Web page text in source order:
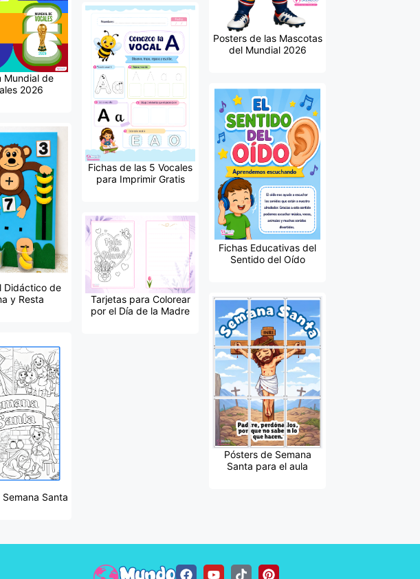
Posters de las Mascotas
del Mundial 2026
Mundial de
2026
Fichas de las 5 Vocales
para Imprimir Gratis
Fichas Educativas del
Sentido del Oído
Didáctico de
y Resta
Tarjetas para Colorear
por el Día de la Madre
Pósters de Semana
Santa para el aula
Santa